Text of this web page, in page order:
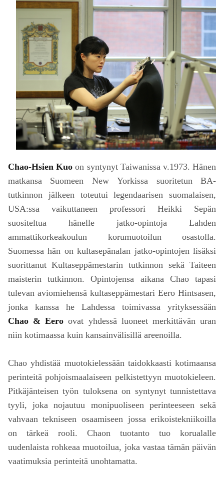
Chao-Hsien Kuo on syntynyt Taiwanissa v.1973. Hänen
matkansa Suomeen New Yorkissa suoritetun BA-
tutkinnon jälkeen toteutui legendaarisen suomalaisen,
USA:ssa vaikuttaneen professori Heikki Sepän
suositeltua hänelle jatko-opintoja Lahden
ammattikorkeakoulun korumuotoilun osastolla.
Suomessa hän on kultasepänalan jatko-opintojen lisäksi
suorittanut Kultaseppämestarin tutkinnon sekä Taiteen
maisterin tutkinnon. Opintojensa aikana Chao tapasi
tulevan aviomiehensä kultaseppämestari Eero Hintsasen,
jonka kanssa he Lahdessa toimivassa yrityksessään
Chao & Eero ovat yhdessä luoneet merkittävän uran
niin kotimaassa kuin kansainvälisillä areenoilla.
Chao yhdistää muotokielessään taidokkaasti kotimaansa
perinteitä pohjoismaalaiseen pelkistettyyn muotokieleen.
Pitkäjänteisen työn tuloksena on syntynyt tunnistettava
tyyli, joka nojautuu monipuoliseen perinteeseen sekä
vahvaan tekniseen osaamiseen jossa erikoistekniikoilla
on tärkeä rooli. Chaon tuotanto tuo korualalle
uudenlaista rohkeaa muotoilua, joka vastaa tämän päivän
vaatimuksia perinteitä unohtamatta.